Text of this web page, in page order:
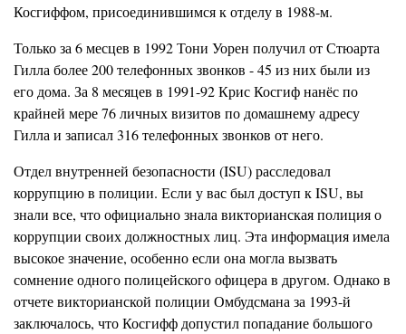
Косгиффом, присоединившимся к отделу в 1988-м.
Только за 6 месцев в 1992 Тони Уорен получил от Стюарта
Гилла более 200 телефонных звонков - 45 из них были из
его дома. За 8 месяцев в 1991-92 Крис Косгиф нанёс по
крайней мере 76 личных визитов по домашнему адресу
Гилла и записал 316 телефонных звонков от него.
Отдел внутренней безопасности (ISU) расследовал
коррупцию в полиции. Если у вас был доступ к ISU, вы
знали все, что официально знала викторианская полиция о
коррупции своих должностных лиц. Эта информация имела
высокое значение, особенно если она могла вызвать
сомнение одного полицейского офицера в другом. Однако в
отчете викторианской полиции Омбудсмана за 1993-й
заключалось, что Косгифф допустил попадание большого